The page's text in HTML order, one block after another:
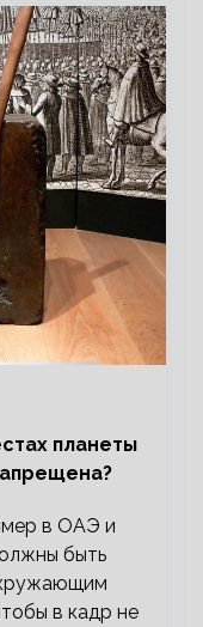
планеты
в ОАЭ и
быть
в кадр не